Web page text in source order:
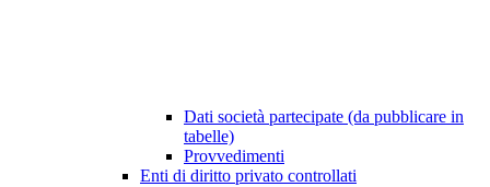
Dati società partecipate (da pubblicare in
tabelle)
Provvedimenti
Enti di diritto privato controllati